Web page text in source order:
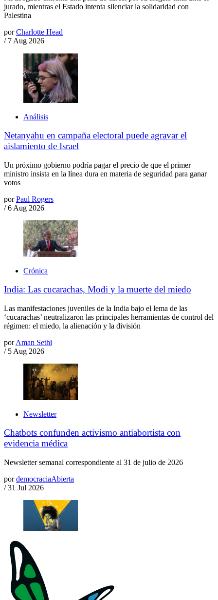
jurado, mientras el Estado intenta silenciar la solidaridad con
Palestina
por Charlotte Head
/ 7 Aug 2026
Análisis
Netanyahu en campaña electoral puede agravar el
aislamiento de Israel
Un próximo gobierno podría pagar el precio de que el primer
ministro insista en la línea dura en materia de seguridad para ganar
votos
por Paul Rogers
/ 6 Aug 2026
Crónica
India: Las cucarachas, Modi y la muerte del miedo
Las manifestaciones juveniles de la India bajo el lema de las
‘cucarachas’ neutralizaron las principales herramientas de control del
régimen: el miedo, la alienación y la división
por Aman Sethi
/ 5 Aug 2026
Newsletter
Chatbots confunden activismo antiabortista con
evidencia médica
Newsletter semanal correspondiente al 31 de julio de 2026
por democraciaAbierta
/ 31 Jul 2026